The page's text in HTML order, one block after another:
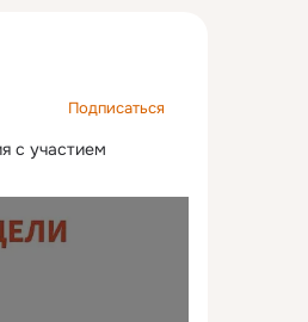
Подписаться
с участием